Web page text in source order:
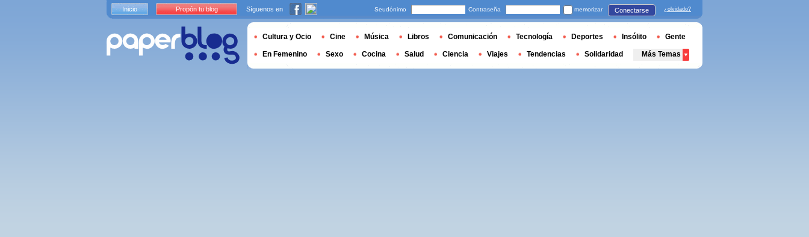
Inicio Propón tu blog Síguenos en Seudónimo Contraseña memorizar Conectarse ¿olvidado?
Cultura y Ocio Cine Música Libros Comunicación Tecnología Deportes Insólito Gente
En Femenino Sexo Cocina Salud Ciencia Viajes Tendencias Solidaridad Más Temas